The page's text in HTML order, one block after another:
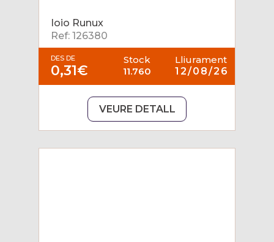
Ioio Runux
Ref: 126380
DES DE
0,31€
Stock
11.760
Lliurament
12/08/26
VEURE DETALL